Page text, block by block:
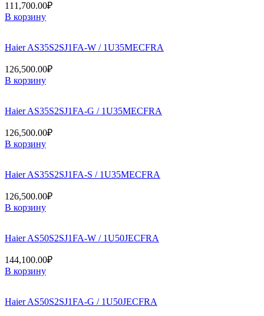
111,700.00₽
В корзину
Haier AS35S2SJ1FA-W / 1U35MECFRA
126,500.00₽
В корзину
Haier AS35S2SJ1FA-G / 1U35MECFRA
126,500.00₽
В корзину
Haier AS35S2SJ1FA-S / 1U35MECFRA
126,500.00₽
В корзину
Haier AS50S2SJ1FA-W / 1U50JECFRA
144,100.00₽
В корзину
Haier AS50S2SJ1FA-G / 1U50JECFRA